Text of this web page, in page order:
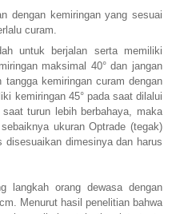
dengan kemiringan yang sesuai
curam.
untuk berjalan serta memiliki
maksimal 40° dan jangan
tangga kemiringan curam dengan
kemiringan 45° pada saat dilalui
turun lebih berbahaya, maka
ukuran Optrade (tegak)
disesuaikan dimesinya dan harus
langkah orang dewasa dengan
Menurut hasil penelitian bahwa